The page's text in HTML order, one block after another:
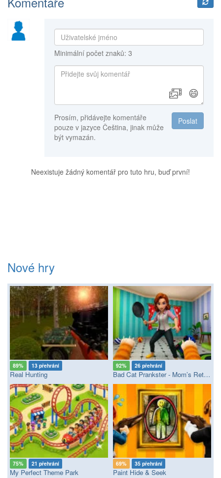
Minimální počet znaků: 3
😄
Poslat
Prosím, přidávejte komentáře
pouze v jazyce Čeština, jinak může
být vymazán.
Neexistuje žádný komentář pro tuto hru, buď první!
Nové hry
89% 13 přehrání
Real Hunting
92% 26 přehrání
Bad Cat Prankster - Mom’s Return
75% 21 přehrání
My Perfect Theme Park
69% 35 přehrání
Paint Hide & Seek